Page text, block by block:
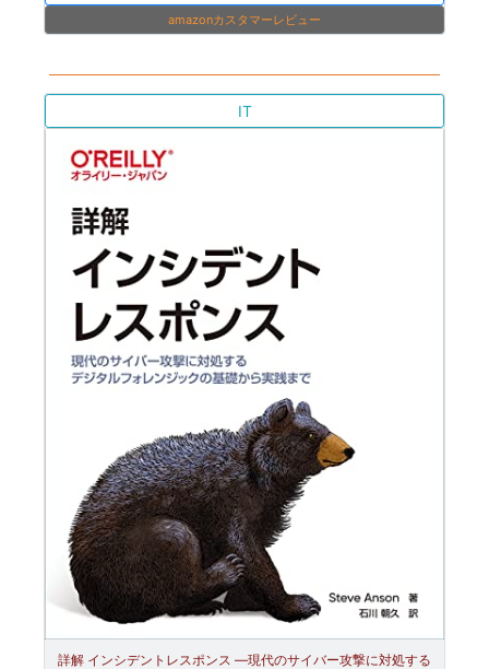
amazonカスタマーレビュー
IT
詳解 インシデントレスポンス ―現代のサイバー攻撃に対処する